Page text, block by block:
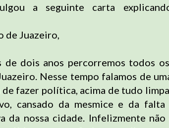
a seguinte carta
de Juazeiro,
de dois anos percorremos todos
Nesse tempo falamos de
de fazer política, acima de tudo
cansado da mesmice e da
da nossa cidade. Infelizmente